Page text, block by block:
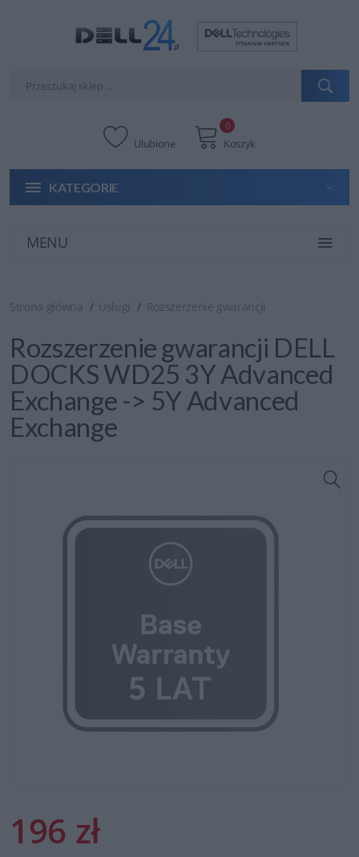
Ulubione Koszyk
0
KATEGORIE
MENU
Strona główna Usługi Rozszerzenie gwarancji
Rozszerzenie gwarancji DELL
DOCKS WD25 3Y Advanced
Exchange -> 5Y Advanced
Exchange
196 zł